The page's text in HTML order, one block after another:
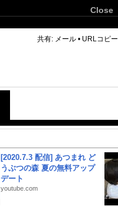
Close
共有: メール • URLコピー
[2020.7.3 配信] あつまれ ど
うぶつの森 夏の無料アップ
デート
youtube.com